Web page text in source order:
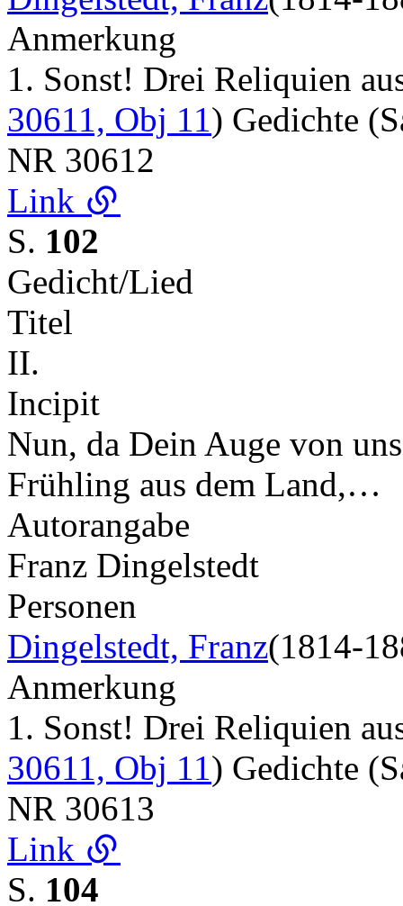
Anmerkung
1. Sonst! Drei Reliquien
30611, Obj 11) Gedichte
NR 30612
Link
S. 102
Gedicht/Lied
Titel
II.
Incipit
Nun, da Dein Auge von
Frühling aus dem Land,…
Autorangabe
Franz Dingelstedt
Personen
Dingelstedt, Franz(1814-
Anmerkung
1. Sonst! Drei Reliquien
30611, Obj 11) Gedichte
NR 30613
Link
S. 104